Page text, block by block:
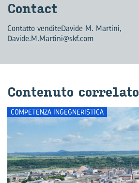
Con­tact
Contatto venditeDavide M. Martini,
Davide.M.Martini@skf.com
Con­te­nu­to cor­re­la­to
COMPETENZA INGEGNERISTICA